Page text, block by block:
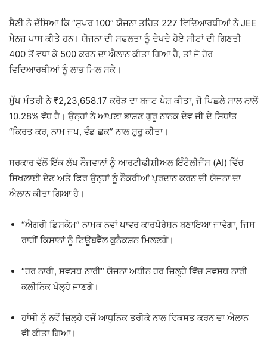
ਸੈਣੀ ਨੇ ਦੱਸਿਆ ਕਿ “ਸੁਪਰ 100” ਯੋਜਨਾ ਤਹਿਤ 227 ਵਿਦਿਆਰਥੀਆਂ ਨੇ JEE
ਮੇਨਜ਼ ਪਾਸ ਕੀਤੇ ਹਨ। ਯੋਜਨਾ ਦੀ ਸਫਲਤਾ ਨੂੰ ਦੇਖਦੇ ਹੋਏ ਸੀਟਾਂ ਦੀ ਗਿਣਤੀ
400 ਤੋਂ ਵਧਾ ਕੇ 500 ਕਰਨ ਦਾ ਐਲਾਨ ਕੀਤਾ ਗਿਆ ਹੈ, ਤਾਂ ਜੋ ਹੋਰ
ਵਿਦਿਆਰਥੀਆਂ ਨੂੰ ਲਾਭ ਮਿਲ ਸਕੇ।
ਮੁੱਖ ਮੰਤਰੀ ਨੇ ₹2,23,658.17 ਕਰੋੜ ਦਾ ਬਜਟ ਪੇਸ਼ ਕੀਤਾ, ਜੋ ਪਿਛਲੇ ਸਾਲ ਨਾਲੋਂ
10.28% ਵੱਧ ਹੈ। ਉਨ੍ਹਾਂ ਨੇ ਆਪਣਾ ਭਾਸ਼ਣ ਗੁਰੂ ਨਾਨਕ ਦੇਵ ਜੀ ਦੇ ਸਿਧਾਂਤ
“ਕਿਰਤ ਕਰ, ਨਾਮ ਜਪ, ਵੰਡ ਛਕ” ਨਾਲ ਸ਼ੁਰੂ ਕੀਤਾ।
ਸਰਕਾਰ ਵੱਲੋਂ ਇੱਕ ਲੱਖ ਨੌਜਵਾਨਾਂ ਨੂੰ ਆਰਟੀਫੀਸ਼ੀਅਲ ਇੰਟੈਲੀਜੈਂਸ (AI) ਵਿੱਚ
ਸਿਖਲਾਈ ਦੇਣ ਅਤੇ ਫਿਰ ਉਨ੍ਹਾਂ ਨੂੰ ਨੌਕਰੀਆਂ ਪ੍ਰਦਾਨ ਕਰਨ ਦੀ ਯੋਜਨਾ ਦਾ
ਐਲਾਨ ਕੀਤਾ ਗਿਆ ਹੈ।
“ਐਗਰੀ ਡਿਸਕੌਮ” ਨਾਮਕ ਨਵਾਂ ਪਾਵਰ ਕਾਰਪੋਰੇਸ਼ਨ ਬਣਾਇਆ ਜਾਵੇਗਾ, ਜਿਸ
ਰਾਹੀਂ ਕਿਸਾਨਾਂ ਨੂੰ ਟਿਊਬਵੈੱਲ ਕੁਨੈਕਸ਼ਨ ਮਿਲਣਗੇ।
“ਹਰ ਨਾਰੀ, ਸਵਸਥ ਨਾਰੀ” ਯੋਜਨਾ ਅਧੀਨ ਹਰ ਜ਼ਿਲ੍ਹੇ ਵਿੱਚ ਸਵਸਥ ਨਾਰੀ
ਕਲੀਨਿਕ ਖੋਲ੍ਹੇ ਜਾਣਗੇ।
ਹਾਂਸੀ ਨੂੰ ਨਵੇਂ ਜ਼ਿਲ੍ਹੇ ਵਜੋਂ ਆਧੁਨਿਕ ਤਰੀਕੇ ਨਾਲ ਵਿਕਸਤ ਕਰਨ ਦਾ ਐਲਾਨ
ਵੀ ਕੀਤਾ ਗਿਆ।